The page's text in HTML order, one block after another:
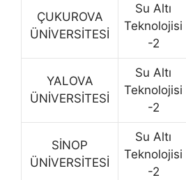
ÇUKUROVA
ÜNİVERSİTESİ
Su Altı
Teknolojisi
-2
YALOVA
ÜNİVERSİTESİ
Su Altı
Teknolojisi
-2
SİNOP
ÜNİVERSİTESİ
Su Altı
Teknolojisi
-2